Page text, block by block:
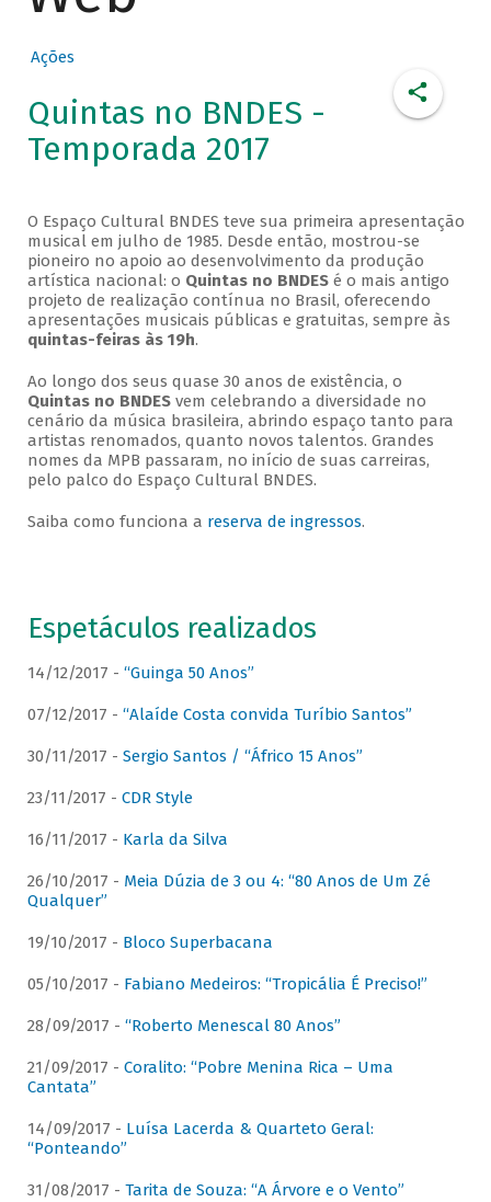
Ações
Quintas no BNDES -
Temporada 2017
O Espaço Cultural BNDES teve sua primeira apresentação
musical em julho de 1985. Desde então, mostrou-se
pioneiro no apoio ao desenvolvimento da produção
artística nacional: o Quintas no BNDESé o mais antigo
projeto de realização contínua no Brasil, oferecendo
apresentações musicais públicas e gratuitas, sempre às
quintas-feiras às 19h.
Ao longo dos seus quase 30 anos de existência, o
Quintas no BNDESvem celebrando a diversidade no
cenário da música brasileira, abrindo espaço tanto para
artistas renomados, quanto novos talentos. Grandes
nomes da MPB passaram, no início de suas carreiras,
pelo palco do Espaço Cultural BNDES.
Saiba como funciona a reserva de ingressos.
Espetáculos realizados
14/12/2017 - “Guinga 50 Anos”
07/12/2017 - “Alaíde Costa convida Turíbio Santos”
30/11/2017 - Sergio Santos / “Áfrico 15 Anos”
23/11/2017 - CDR Style
16/11/2017 - Karla da Silva
26/10/2017 - Meia Dúzia de 3 ou 4: “80 Anos de Um Zé
Qualquer”
19/10/2017 - Bloco Superbacana
05/10/2017 - Fabiano Medeiros: “Tropicália É Preciso!”
28/09/2017 - “Roberto Menescal 80 Anos”
21/09/2017 - Coralito: “Pobre Menina Rica – Uma
Cantata”
14/09/2017 - Luísa Lacerda & Quarteto Geral:
“Ponteando”
31/08/2017 - Tarita de Souza: “A Árvore e o Vento”